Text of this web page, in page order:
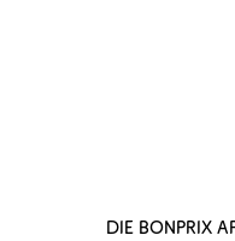
DIE BONPRIX